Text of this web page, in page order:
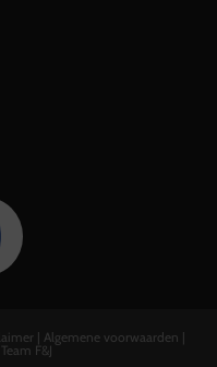
| Algemene voorwaarden |
Team F&J